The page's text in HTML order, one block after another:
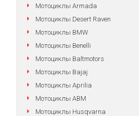
Мотоциклы Armada
Мотоциклы Desert Raven
Мотоциклы BMW
Мотоциклы Benelli
Мотоциклы Baltmotors
Мотоциклы Bajaj
Мотоциклы Aprilia
Мотоциклы АВМ
Мотоциклы Husqvarna